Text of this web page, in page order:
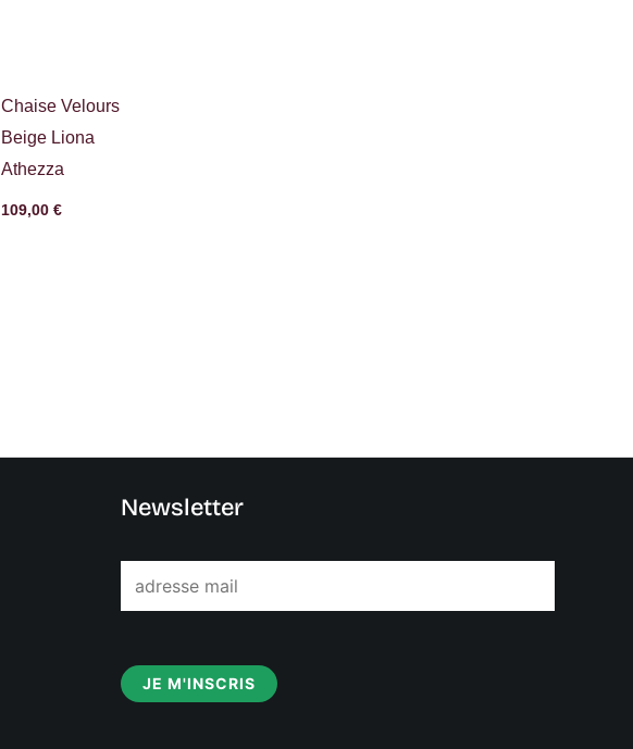
Chaise Velours
Beige Liona
Athezza
109,00 €
Newsletter
m
i
JE M'INSCRIS